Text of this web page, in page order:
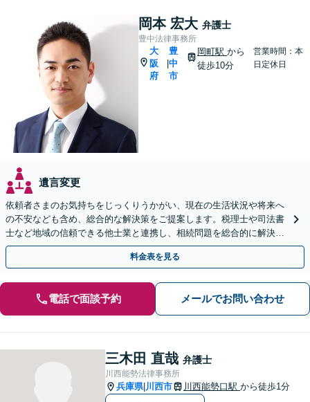
岡本 宏大 弁護士
豊中法律事務所
大
阪
府
豊
中
市
岡町駅 から
徒歩10分
営業時間：本
日定休日
遺言変更
依頼者さまのお気持ちをじっくりうかがい、現在の生活状況や将来へ
の不安なども含め、総合的な解決策をご提案します。税理士や司法書
士など地域の信頼できる他士業と連携し、相続問題を総合的に解決
「後見人にお悩みの方もお気軽にご相談を」
料金表を見る
電話で面談予約 メールでお問い合わせ
三木田 直哉 弁護士
川西能勢法律事務所
兵庫県| 川西市 川西能勢口駅 から徒歩1分